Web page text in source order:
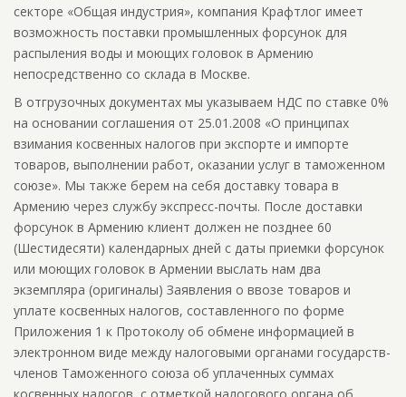
секторе «Общая индустрия», компания Крафтлог имеет
возможность поставки промышленных форсунок для
распыления воды и моющих головок в Армению
непосредственно со склада в Москве.
В отгрузочных документах мы указываем НДС по ставке 0%
на основании соглашения от 25.01.2008 «О принципах
взимания косвенных налогов при экспорте и импорте
товаров, выполнении работ, оказании услуг в таможенном
союзе». Мы также берем на себя доставку товара в
Армению через службу экспресс-почты. После доставки
форсунок в Армению клиент должен не позднее 60
(Шестидесяти) календарных дней с даты приемки форсунок
или моющих головок в Армении выслать нам два
экземпляра (оригиналы) Заявления о ввозе товаров и
уплате косвенных налогов, составленного по форме
Приложения 1 к Протоколу об обмене информацией в
электронном виде между налоговыми органами государств-
членов Таможенного союза об уплаченных суммах